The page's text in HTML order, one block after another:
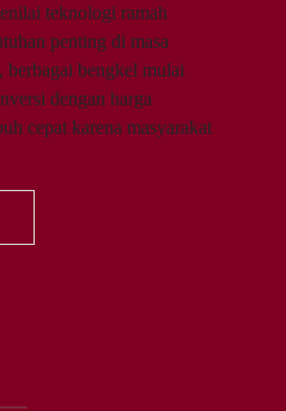
teknologi ramah
penting di masa
berbagai bengkel mulai
dengan harga
cepat karena masyarakat